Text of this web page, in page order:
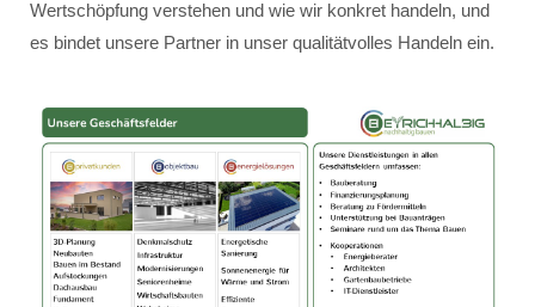
Wertschöpfung verstehen und wie wir konkret handeln, und
es bindet unsere Partner in unser qualitätvolles Handeln ein.